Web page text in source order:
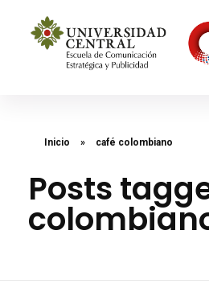
Inicio » café colombiano
Posts